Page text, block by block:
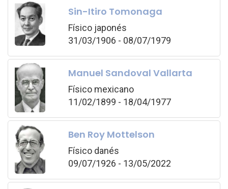
Sin-Itiro Tomonaga
Físico japonés
31/03/1906 - 08/07/1979
Manuel Sandoval Vallarta
Físico mexicano
11/02/1899 - 18/04/1977
Ben Roy Mottelson
Físico danés
09/07/1926 - 13/05/2022